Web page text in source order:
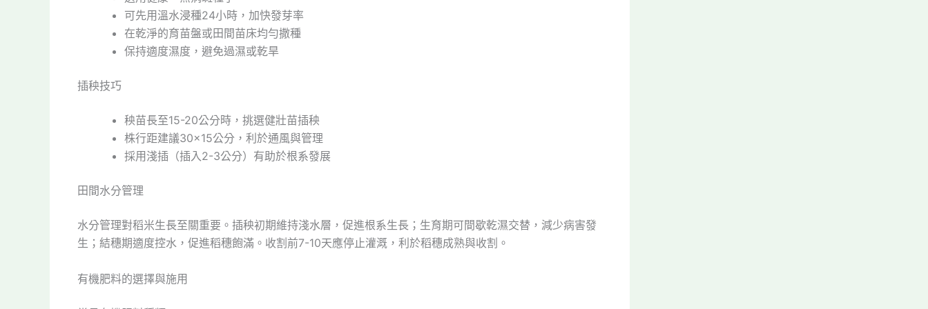
可先用溫水浸種24小時，加快發芽率
在乾淨的育苗盤或田間苗床均勻撒種
保持適度濕度，避免過濕或乾旱
插秧技巧
秧苗長至15-20公分時，挑選健壯苗插秧
株行距建議30×15公分，利於通風與管理
採用淺插（插入2-3公分）有助於根系發展
田間水分管理
水分管理對稻米生長至關重要。插秧初期維持淺水層，促進根系生長；生育期可間歇乾濕交替，減少病害發
生；結穗期適度控水，促進稻穗飽滿。收割前7-10天應停止灌溉，利於稻穗成熟與收割。
有機肥料的選擇與施用